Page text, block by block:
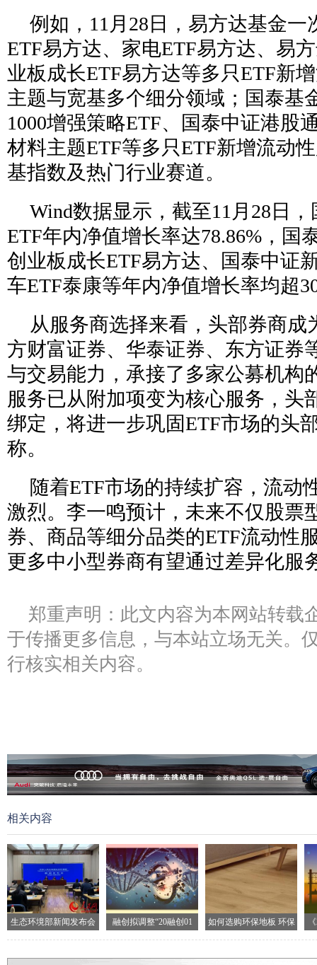
例如，11月28日，易方达基金一
ETF易方达、家电ETF易方达、易
业板成长ETF易方达等多只ETF新
主题与宽基多个细分领域；国泰基
1000增强策略ETF、国泰中证港股
材料主题ETF等多只ETF新增流动
基指数及热门行业赛道。
Wind数据显示，截至11月28日
ETF年内净值增长率达78.86%，国
创业板成长ETF易方达、国泰中证
车ETF泰康等年内净值增长率均超
从服务商选择来看，头部券商成
方财富证券、华泰证券、东方证券
与交易能力，承接了多家公募机构
服务已从附加项变为核心服务，头
绑定，将进一步巩固ETF市场的头
称。
随着ETF市场的持续扩容，流动
激烈。李一鸣预计，未来不仅股票
券、商品等细分品类的ETF流动性
更多中小型券商有望通过差异化服
郑重声明：此文内容为本网站转载
于传播更多信息，与本站立场无关。
行核实相关内容。
相关内容
生态环境部新闻发布会
现场
融创拟调整“20融创01
如何选购环保地板 环保
地